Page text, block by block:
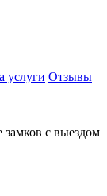
услуги Отзывы
с выездом